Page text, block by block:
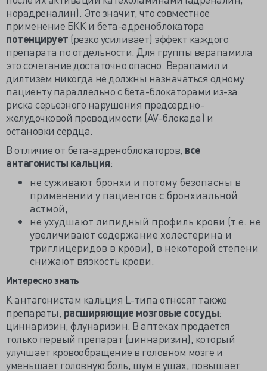
норадреналин). Это значит, что совместное
применение БКК и бета-адреноблокатора
потенцирует (резко усиливает) эффект каждого
препарата по отдельности. Для группы верапамила
это сочетание достаточно опасно. Верапамил и
дилтизем никогда не должны назначаться одному
пациенту параллельно с бета-блокаторами из-за
риска серьезного нарушения предсердно-
желудочковой проводимости (AV-блокада) и
остановки сердца.
В отличие от бета-адреноблокаторов, все
антагонисты кальция:
не суживают бронхи и потому безопасны в
применении у пациентов с бронхиальной
астмой,
не ухудшают липидный профиль крови (т.е. не
увеличивают содержание холестерина и
триглицеридов в крови), в некоторой степени
снижают вязкость крови.
Интересно знать
К антагонистам кальция L-типа относят также
препараты, расширяющие мозговые сосуды:
циннаризин, флунаризин. В аптеках продается
только первый препарат (циннаризин), который
улучшает кровообращение в головном мозге и
уменьшает головную боль, шум в ушах, повышает